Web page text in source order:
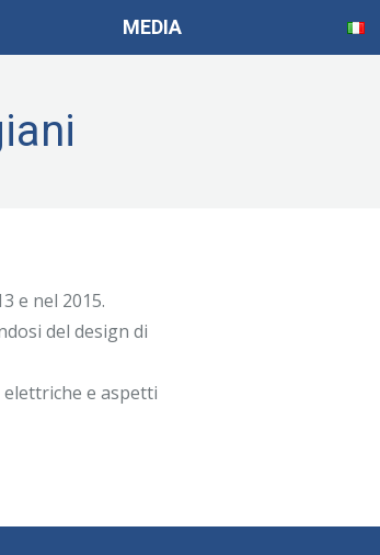
MEDIA
e nel 2015.
del design di
elettriche e aspetti